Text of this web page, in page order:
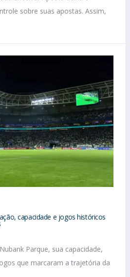
sobre suas apostas. Assim,
capacidade e jogos históricos
Parque, sua capacidade,
que marcaram a trajetória da